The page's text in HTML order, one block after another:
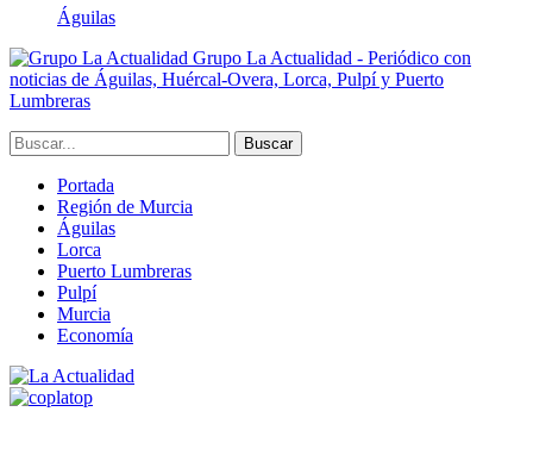
Águilas
Grupo La Actualidad - Periódico con
noticias de Águilas, Huércal-Overa, Lorca, Pulpí y Puerto
Lumbreras
Portada
Región de Murcia
Águilas
Lorca
Puerto Lumbreras
Pulpí
Murcia
Economía